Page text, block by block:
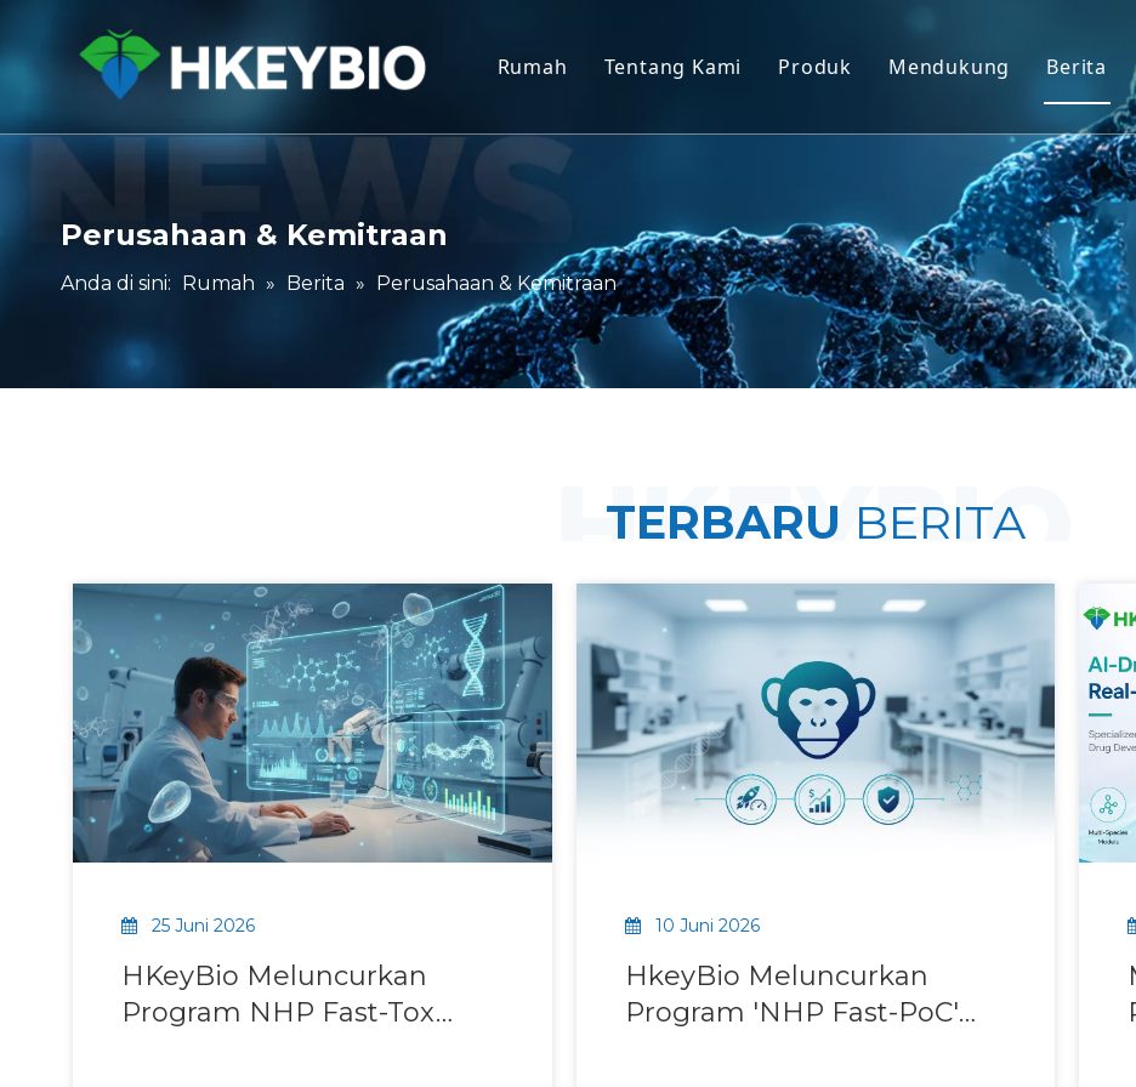
Rumah Tentang Kami Produk
Model Primata Non-Manusia (NHP).
Model Hewan Pengerat
Jaringan Manusia & Model Ex Vivo
Evaluasi Khasiat Terintegrasi
Pengobatan & Biomarker Translasi
Dukungan Pengajuan IND
Mendukung
Unduh
Pertanyaan Umum
Testimonial Klien
Berita
Perusahaan & Kemitraan
Anda di sini: Rumah » Berita » Perusahaan & Kemitraan
TERBARU BERITA
25 Juni 2026
HKeyBio Meluncurkan
Program NHP Fast-Tox
10 Juni 2026
HkeyBio Meluncurkan
Program 'NHP Fast-PoC'